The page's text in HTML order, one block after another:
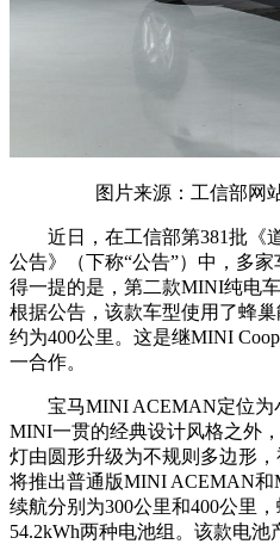
图片来源：工信部网
近日，在工信部第381批《
公告》（下称“公告”）中，多
得一提的是，第二款MINI纯电
根据公告，该款车型使用了蜂
约为400公里。这是继MINI
一合作。
宝马MINI ACEMAN定位
MINI一贯的经典设计风格之外
灯由圆形升级为不规则多边形
将推出普通版MINI ACEMAN和
续航分别为300公里和400公里
54.2kWh两种电池组。该款电